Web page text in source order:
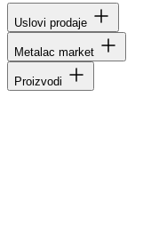
Uslovi prodaje
Metalac market
Proizvodi